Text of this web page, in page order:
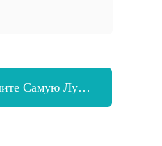
Самую Лучшую Цену